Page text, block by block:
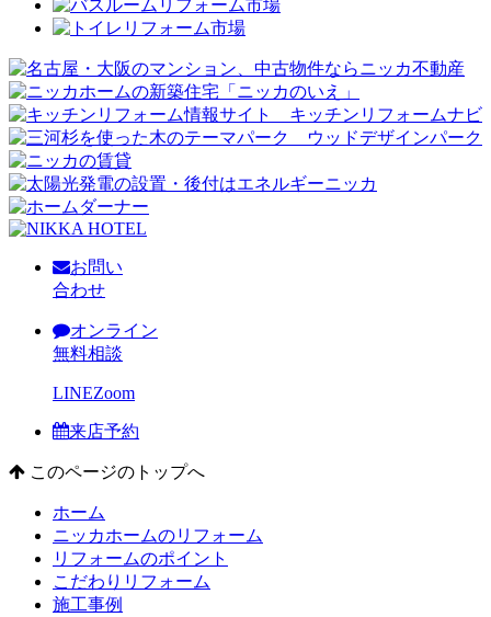
お問い
合わせ
オンライン
無料相談
LINEZoom
来店予約
このページのトップへ
ホーム
ニッカホームのリフォーム
リフォームのポイント
こだわりリフォーム
施工事例